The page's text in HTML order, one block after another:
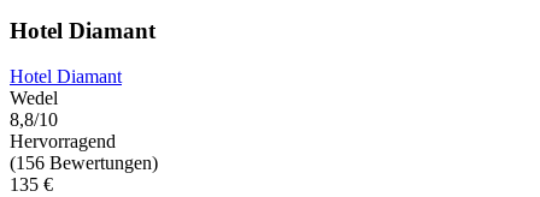
Hotel Diamant
Hotel Diamant
Wedel
8,8/10
Hervorragend
(156 Bewertungen)
135 €